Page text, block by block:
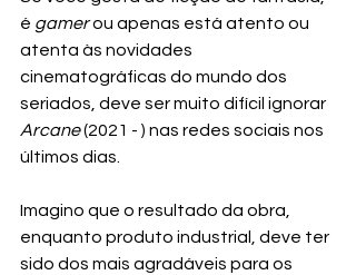
é gamer ou apenas está atento ou
atenta às novidades
cinematográficas do mundo dos
seriados, deve ser muito difícil ignorar
Arcane (2021 - ) nas redes sociais nos
últimos dias.
Imagino que o resultado da obra,
enquanto produto industrial, deve ter
sido dos mais agradáveis para os